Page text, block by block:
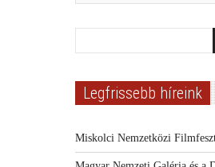
Legfrissebb híreink
Miskolci Nemzetközi